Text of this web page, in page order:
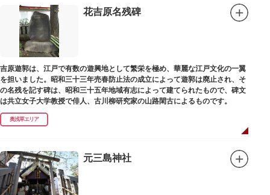
花吉原名残碑
吉原遊郭は、江戸で有数の遊興地として繁栄を極め、華麗な江戸文化の一翼
を担いました。昭和三十三年売春防止法の成立によって遊郭は廃止され、そ
の名残を記す碑は、昭和三十五年地域有志によって建てられたもので、碑文
は共立女子大学教授で俳人、古川柳研究家の山路閑古によるものです。
奥浅草エリア
元三島神社